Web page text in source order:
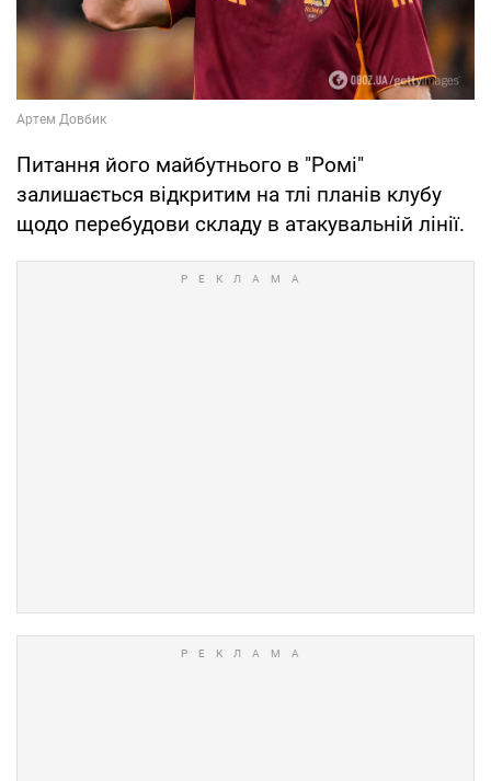
Питання його майбутнього в "Ромі"
залишається відкритим на тлі планів клубу
щодо перебудови складу в атакувальній лінії.